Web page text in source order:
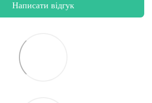
Написати відгук